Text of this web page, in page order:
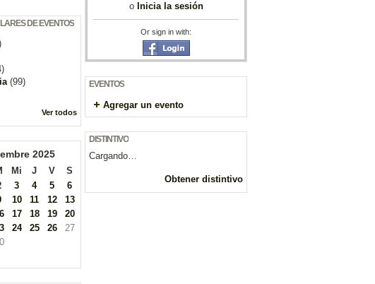
DE EVENTOS
(99)
Ver todos
2025
Mi J V
S
3 4 5
6
10 11 12
13
17 18 19
20
24 25 26
27
o Inicia la sesión
Or sign in with:
EVENTOS
Agregar un evento
DISTINTIVO
Cargando…
Obtener distintivo